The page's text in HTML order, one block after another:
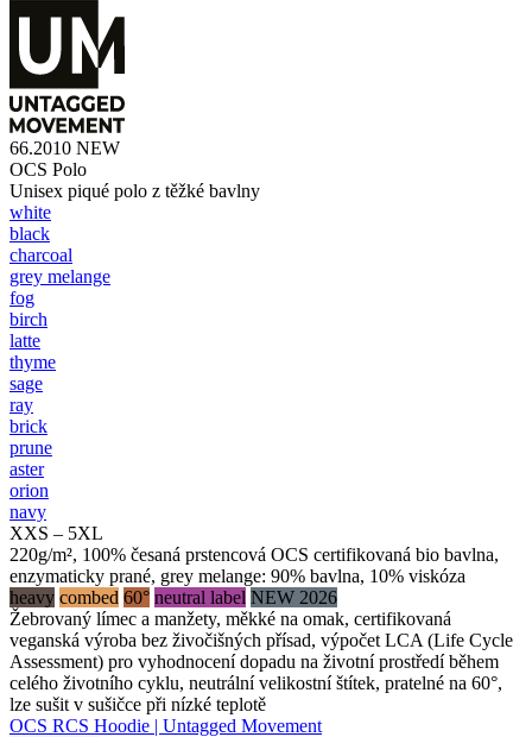
66.2010 NEW
OCS Polo
Unisex piqué polo z těžké bavlny
white
black
charcoal
grey melange
fog
birch
latte
thyme
sage
ray
brick
prune
aster
orion
navy
XXS – 5XL
220g/m², 100% česaná prstencová OCS certifikovaná bio bavlna,
enzymaticky prané, grey melange: 90% bavlna, 10% viskóza
heavy combed 60° neutral label NEW 2026
Žebrovaný límec a manžety, měkké na omak, certifikovaná
veganská výroba bez živočišných přísad, výpočet LCA (Life Cycle
Assessment) pro vyhodnocení dopadu na životní prostředí během
celého životního cyklu, neutrální velikostní štítek, pratelné na 60°,
lze sušit v sušičce při nízké teplotě
OCS RCS Hoodie | Untagged Movement